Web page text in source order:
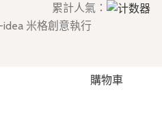
累計人氣：
米格創意執行
購物車